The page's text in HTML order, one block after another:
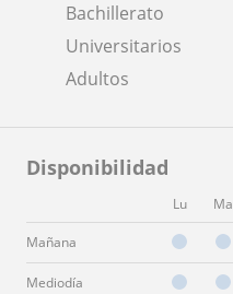
Bachillerato
Universitarios
Adultos
Disponibilidad
Lu Ma
Mañana
Mediodía